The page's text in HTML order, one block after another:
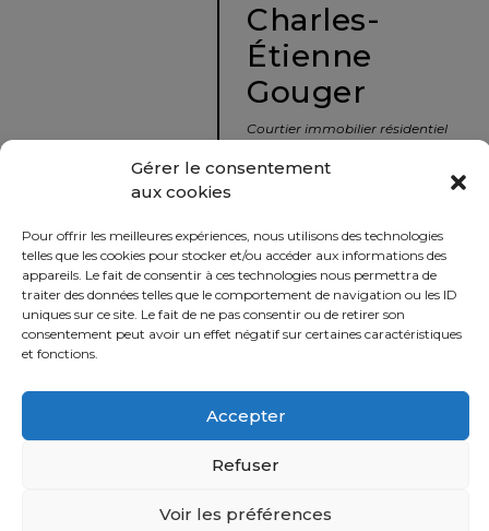
Gérer le consentement
aux cookies
Pour offrir les meilleures expériences, nous utilisons des technologies
telles que les cookies pour stocker et/ou accéder aux informations des
appareils. Le fait de consentir à ces technologies nous permettra de
traiter des données telles que le comportement de navigation ou les ID
uniques sur ce site. Le fait de ne pas consentir ou de retirer son
consentement peut avoir un effet négatif sur certaines caractéristiques
et fonctions.
Accepter
Refuser
Voir les préférences
immobilier
vers
la
tranquillité
d’esprit
défi
Charles-
Étienne
Gouger
Courtier immobilier résidentiel
450 229-2992
50 rue morin,
Sainte-Adèle, Québec
J8B 2P7
Partager
Politique